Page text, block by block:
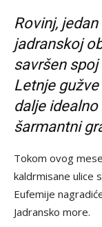
Rovinj,
jadranskoj
savršen
Letnje
dalje
šarmantni
Tokom ovog
kaldrmisane ulice
Eufemije
Jadransko more.